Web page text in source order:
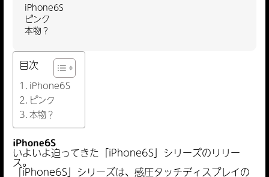
iPhone6S
ピンク
本物？
目次
iPhone6S
ピンク
本物？
iPhone6S
いよいよ迫ってきた「iPhone6S」シリーズのリリー
ス。
「iPhone6S」シリーズは、感圧タッチディスプレイの